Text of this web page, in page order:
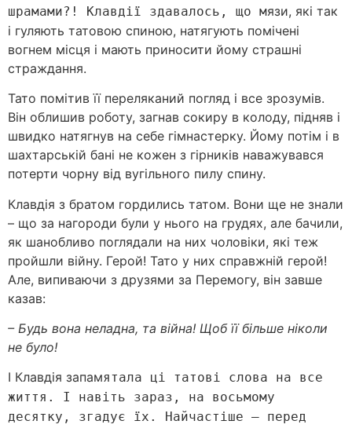
шрамами?! Клавдії здавалось, що мязи, які так
і гуляють татовою спиною, натягують помічені
вогнем місця і мають приносити йому страшні
страждання.
Тато помітив її переляканий погляд і все зрозумів.
Він облишив роботу, загнав сокиру в колоду, підняв і
швидко натягнув на себе гімнастерку. Йому потім і в
шахтарській бані не кожен з гірників наважувався
потерти чорну від вугільного пилу спину.
Клавдія з братом гордились татом. Вони ще не знали
– що за нагороди були у нього на грудях, але бачили,
як шанобливо поглядали на них чоловіки, які теж
пройшли війну. Герой! Тато у них справжній герой!
Але, випиваючи з друзями за Перемогу, він завше
казав:
– Будь вона неладна, та війна! Щоб її більше ніколи
не було!
І Клавдія запамятала ці татові слова на все
життя. І навіть зараз, на восьмому
десятку, згадує їх. Найчастіше – перед